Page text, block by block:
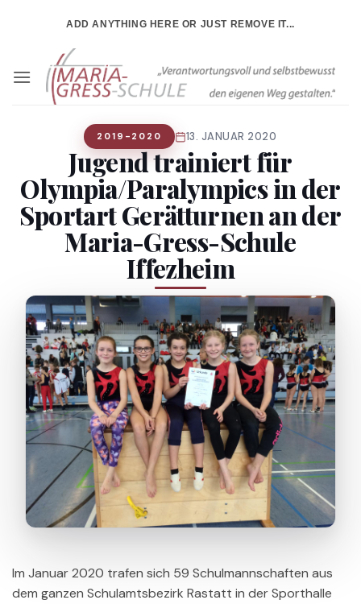
ADD ANYTHING HERE OR JUST REMOVE IT...
2019-2020 13. JANUAR 2020
Jugend trainiert für
Olympia/Paralympics in der
Sportart Gerätturnen an der
Maria-Gress-Schule
Iffezheim
Im Januar 2020 trafen sich 59 Schulmannschaften aus
dem ganzen Schulamtsbezirk Rastatt in der Sporthalle